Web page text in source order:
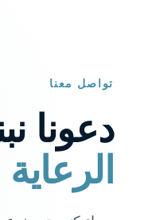
تواصل معنا
دعونا